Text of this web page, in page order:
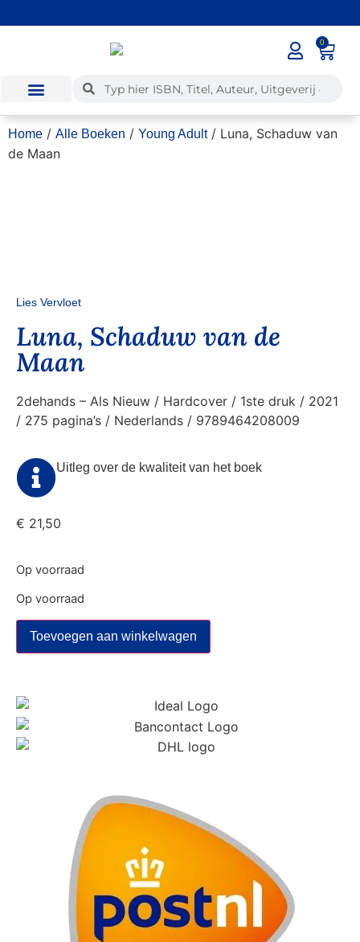
Voor 12:00 besteld, dezelfde dag verzonden
0
Home / Alle Boeken / Young Adult/ Luna, Schaduw van
de Maan
Lies Vervloet
Luna, Schaduw van de
Maan
2dehands – Als Nieuw / Hardcover / 1ste druk / 2021
/ 275 pagina’s / Nederlands / 9789464208009
Uitleg over de kwaliteit van het boek
€ 21,50
Op voorraad
Op voorraad
Toevoegen aan winkelwagen